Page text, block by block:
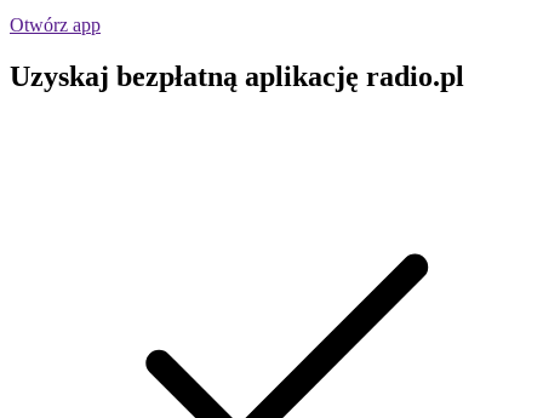
Otwórz app
Uzyskaj bezpłatną aplikację radio.pl